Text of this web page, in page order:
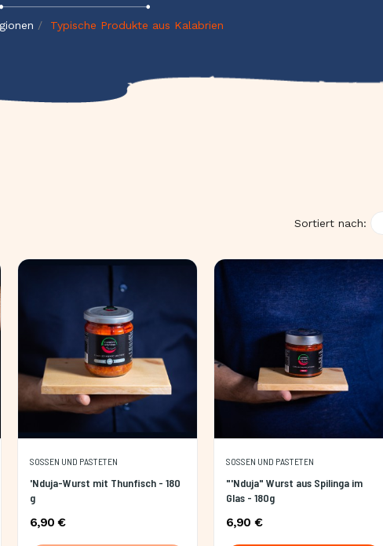
Typische Produkte aus Kalabrien
Sortiert nach:
SOSSEN UND PASTETEN
'Nduja-Wurst mit Thunfisch - 180
g
6,90 €
SOSSEN UND PASTETEN
"'Nduja" Wurst aus Spilinga im
Glas - 180g
6,90 €